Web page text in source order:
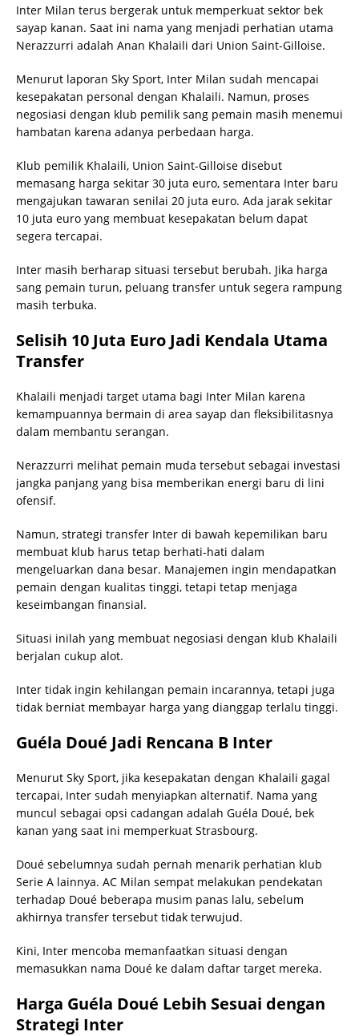
Inter Milan terus bergerak untuk memperkuat sektor bek
sayap kanan. Saat ini nama yang menjadi perhatian utama
Nerazzurri adalah Anan Khalaili dari Union Saint-Gilloise.
Menurut laporan Sky Sport, Inter Milan sudah mencapai
kesepakatan personal dengan Khalaili. Namun, proses
negosiasi dengan klub pemilik sang pemain masih menemui
hambatan karena adanya perbedaan harga.
Klub pemilik Khalaili, Union Saint-Gilloise disebut
memasang harga sekitar 30 juta euro, sementara Inter baru
mengajukan tawaran senilai 20 juta euro. Ada jarak sekitar
10 juta euro yang membuat kesepakatan belum dapat
segera tercapai.
Inter masih berharap situasi tersebut berubah. Jika harga
sang pemain turun, peluang transfer untuk segera rampung
masih terbuka.
Selisih 10 Juta Euro Jadi Kendala Utama
Transfer
Khalaili menjadi target utama bagi Inter Milan karena
kemampuannya bermain di area sayap dan fleksibilitasnya
dalam membantu serangan.
Nerazzurri melihat pemain muda tersebut sebagai investasi
jangka panjang yang bisa memberikan energi baru di lini
ofensif.
Namun, strategi transfer Inter di bawah kepemilikan baru
membuat klub harus tetap berhati-hati dalam
mengeluarkan dana besar. Manajemen ingin mendapatkan
pemain dengan kualitas tinggi, tetapi tetap menjaga
keseimbangan finansial.
Situasi inilah yang membuat negosiasi dengan klub Khalaili
berjalan cukup alot.
Inter tidak ingin kehilangan pemain incarannya, tetapi juga
tidak berniat membayar harga yang dianggap terlalu tinggi.
Guéla Doué Jadi Rencana B Inter
Menurut Sky Sport, jika kesepakatan dengan Khalaili gagal
tercapai, Inter sudah menyiapkan alternatif. Nama yang
muncul sebagai opsi cadangan adalah Guéla Doué, bek
kanan yang saat ini memperkuat Strasbourg.
Doué sebelumnya sudah pernah menarik perhatian klub
Serie A lainnya. AC Milan sempat melakukan pendekatan
terhadap Doué beberapa musim panas lalu, sebelum
akhirnya transfer tersebut tidak terwujud.
Kini, Inter mencoba memanfaatkan situasi dengan
memasukkan nama Doué ke dalam daftar target mereka.
Harga Guéla Doué Lebih Sesuai dengan
Strategi Inter